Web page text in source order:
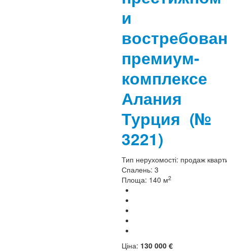
и
премиум-
комплексе
Алания
Турция (№
3221)
Тип нерухомості: продаж
Спалень: 3
Площа: 140 м2
Ціна: 130 000 €